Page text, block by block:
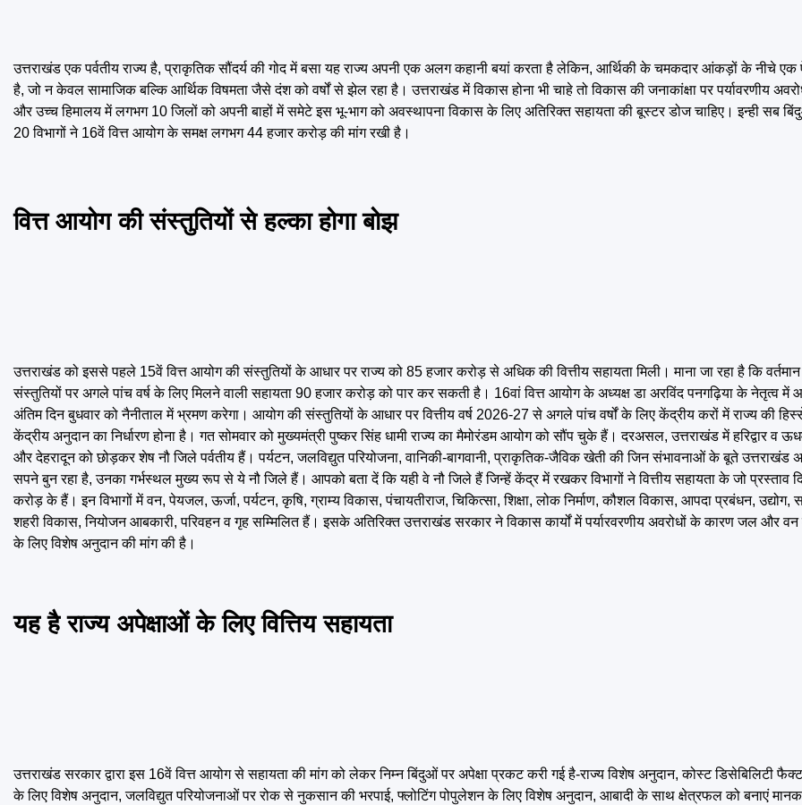
उत्तराखंड एक पर्वतीय राज्य है, प्राकृतिक सौंदर्य की गोद में बसा यह राज्य अपनी एक अलग कहानी बयां करता है लेकिन, आर्थिकी के चमकदार आंकड़ों के नीचे एक
है, जो न केवल सामाजिक बल्कि आर्थिक विषमता जैसे दंश को वर्षों से झेल रहा है। उत्तराखंड में विकास होना भी चाहे तो विकास की जनाकांक्षा पर पर्यावरणीय
और उच्च हिमालय में लगभग 10 जिलों को अपनी बाहों में समेटे इस भू-भाग को अवस्थापना विकास के लिए अतिरिक्त सहायता की बूस्टर डोज चाहिए। इन्ही सब
20 विभागों ने 16वें वित्त आयोग के समक्ष लगभग 44 हजार करोड़ की मांग रखी है।
वित्त आयोग की संस्तुतियों से हल्का होगा बोझ
उत्तराखंड को इससे पहले 15वें वित्त आयोग की संस्तुतियों के आधार पर राज्य को 85 हजार करोड़ से अधिक की वित्तीय सहायता मिली। माना जा रहा है कि
संस्तुतियों पर अगले पांच वर्ष के लिए मिलने वाली सहायता 90 हजार करोड़ को पार कर सकती है। 16वां वित्त आयोग के अध्यक्ष डा अरविंद पनगढ़िया के नेतृत्व में
अंतिम दिन बुधवार को नैनीताल में भ्रमण करेगा। आयोग की संस्तुतियों के आधार पर वित्तीय वर्ष 2026-27 से अगले पांच वर्षों के लिए केंद्रीय करों में राज्य की
केंद्रीय अनुदान का निर्धारण होना है। गत सोमवार को मुख्यमंत्री पुष्कर सिंह धामी राज्य का मैमोरंडम आयोग को सौंप चुके हैं। दरअसल, उत्तराखंड में हरिद्वार व
और देहरादून को छोड़कर शेष नौ जिले पर्वतीय हैं। पर्यटन, जलविद्युत परियोजना, वानिकी-बागवानी, प्राकृतिक-जैविक खेती की जिन संभावनाओं के बूते उत्तराखंड
सपने बुन रहा है, उनका गर्भस्थल मुख्य रूप से ये नौ जिले हैं। आपको बता दें कि यही वे नौ जिले हैं जिन्हें केंद्र में रखकर विभागों ने वित्तीय सहायता के जो प्रस्ताव
करोड़ के हैं। इन विभागों में वन, पेयजल, ऊर्जा, पर्यटन, कृषि, ग्राम्य विकास, पंचायतीराज, चिकित्सा, शिक्षा, लोक निर्माण, कौशल विकास, आपदा प्रबंधन, उद्योग,
शहरी विकास, नियोजन आबकारी, परिवहन व गृह सम्मिलित हैं। इसके अतिरिक्त उत्तराखंड सरकार ने विकास कार्यों में पर्यारवरणीय अवरोधों के कारण जल और
के लिए विशेष अनुदान की मांग की है।
यह है राज्य अपेक्षाओं के लिए वित्तिय सहायता
उत्तराखंड सरकार द्वारा इस 16वें वित्त आयोग से सहायता की मांग को लेकर निम्न बिंदुओं पर अपेक्षा प्रकट करी गई है-राज्य विशेष अनुदान, कोस्ट डिसेबिलिटी
के लिए विशेष अनुदान, जलविद्युत परियोजनाओं पर रोक से नुकसान की भरपाई, फ्लोटिंग पोपुलेशन के लिए विशेष अनुदान, आबादी के साथ क्षेत्रफल को बनाएं मानक,